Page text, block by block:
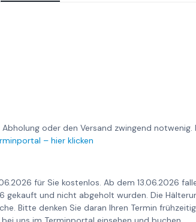
oder den Versand zwingend notwenig.
– hier klicken
für Sie kostenlos. Ab dem 13.06.2026
gekauft und nicht abgeholt wurden. Die
Bitte denken Sie daran Ihren Termin